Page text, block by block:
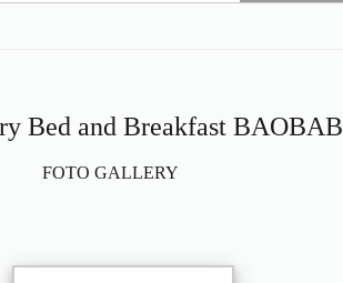
Bed and Breakfast BAOBAB
FOTO GALLERY